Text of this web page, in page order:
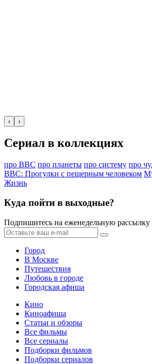
‹ ›
Сериал в коллекциях
про ВВС про планеты про систему про
BBC: Прогулки с пещерным человеком
Жизнь
Куда пойти в выходные?
Подпишитесь на еженедельную рассылку
Город
В Москве
Путешествия
Любовь в городе
Городская афиша
Кино
Киноафиша
Статьи и обзоры
Все фильмы
Все сериалы
Подборки фильмов
Подборки сериалов